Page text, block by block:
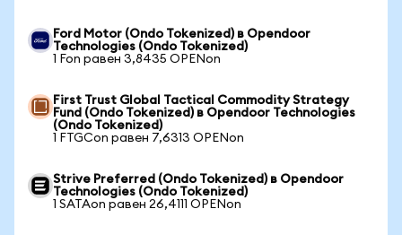
Ford Motor (Ondo Tokenized) в Opendoor
Technologies (Ondo Tokenized)
1 Fon равен 3,8435 OPENon
First Trust Global Tactical Commodity Strategy
Fund (Ondo Tokenized) в Opendoor Technologies
(Ondo Tokenized)
1 FTGCon равен 7,6313 OPENon
Strive Preferred (Ondo Tokenized) в Opendoor
Technologies (Ondo Tokenized)
1 SATAon равен 26,4111 OPENon